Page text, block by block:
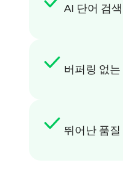
AI 단어 검
버퍼링 없는
뛰어난 품질